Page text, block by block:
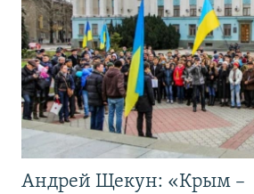
Андрей Щекун: «Крым –